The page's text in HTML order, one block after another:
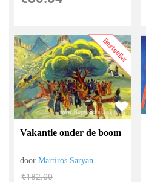
Bestseller
Vakantie onder de boom
doorMartiros Saryan
€182.00